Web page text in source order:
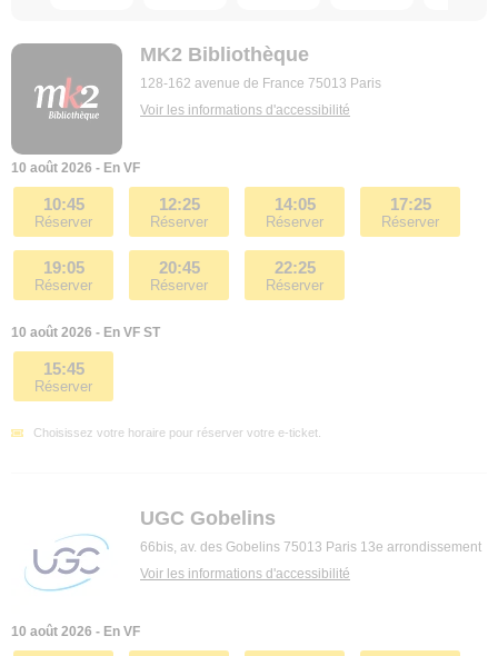
MK2 Bibliothèque
128-162 avenue de France 75013 Paris
Voir les informations d'accessibilité
10 août 2026 - En VF
10:45
Réserver
12:25
Réserver
14:05
Réserver
17:25
Réserver
19:05
Réserver
20:45
Réserver
22:25
Réserver
10 août 2026 - En VF ST
15:45
Réserver
Choisissez votre horaire pour réserver votre e-ticket.
UGC Gobelins
66bis, av. des Gobelins 75013 Paris 13e arrondissement
Voir les informations d'accessibilité
10 août 2026 - En VF